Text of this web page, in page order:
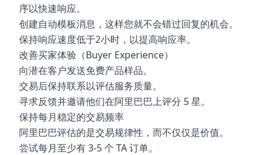
序以快速响应。
创建自动模板消息，这样您就不会错过回复的机会。
保持响应速度低于2小时，以提高响应率。
改善买家体验（Buyer Experience）
向潜在客户发送免费产品样品。
交易后保持联系以评估服务质量。
寻求反馈并邀请他们在阿里巴巴上评分 5 星。
保持每月稳定的交易频率
阿里巴巴评估的是交易规律性，而不仅仅是价值。
尝试每月至少有 3-5 个 TA 订单。